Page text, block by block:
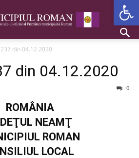
din 04.12.2020
din 04.12.2020
0
ROMÂNIA
NEAMŢ
ROMAN
LOCAL